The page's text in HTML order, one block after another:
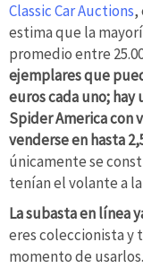
Classic Car Auctions,
estima que la
promedio entre
ejemplares que
euros cada uno; hay
Spider America con
venderse en hasta
únicamente se
tenían el volante a
La subasta en línea
eres coleccionista y
momento de usarlos.